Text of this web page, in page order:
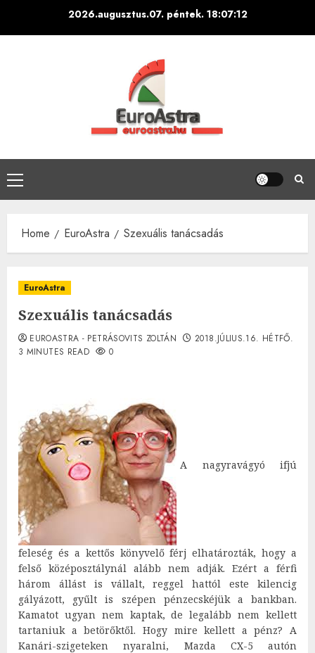
2026.augusztus.07. péntek. 18:07:13
Primary
Menu
Home EuroAstra Szexuális tanácsadás
EuroAstra
Szexuális tanácsadás
EUROASTRA - PETRÁSOVITS ZOLTÁN
2018.JÚLIUS.16. HÉTFŐ.
3 MINUTES READ
0
A nagyravágyó ifjú
feleség és a kettős könyvelő férj elhatározták, hogy a
felső középosztálynál alább nem adják. Ezért a férfi
három állást is vállalt, reggel hattól este kilencig
gályázott, gyűlt is szépen pénzecskéjük a bankban.
Kamatot ugyan nem kaptak, de legalább nem kellett
tartaniuk a betörőktől. Hogy mire kellett a pénz? A
Kanári-szigeteken nyaralni, Mazda CX-5 autón